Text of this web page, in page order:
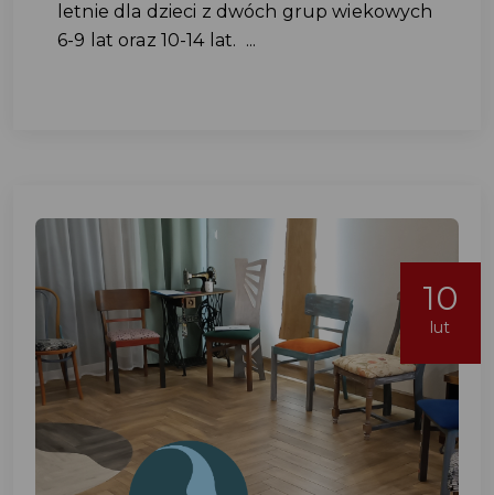
letnie dla dzieci z dwóch grup wiekowych
6-9 lat oraz 10-14 lat. ...
10
lut